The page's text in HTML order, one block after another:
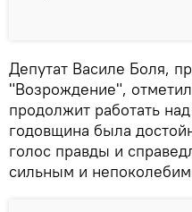
Депутат Василе Боля,
"Возрождение",
продолжит работать
годовщина была
голос правды и
сильным и